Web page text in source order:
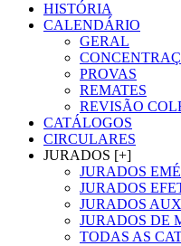
HISTÓRIA
CALENDÁRIO
GERAL
PROVAS
REMATES
REVISÃO
CATÁLOGOS
CIRCULARES
JURADOS [+]
JURADOS
JURADOS
JURADOS
JURADOS DE
TODAS AS